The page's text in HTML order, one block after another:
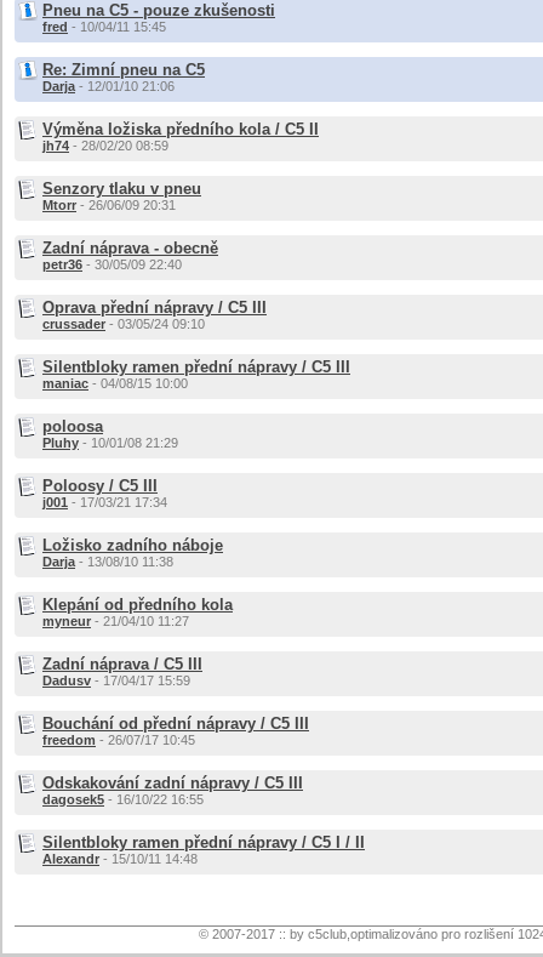
Pneu na C5 - pouze zkušenosti
fred - 10/04/11 15:45
Re: Zimní pneu na C5
Darja - 12/01/10 21:06
Výměna ložiska předního kola / C5 II
jh74 - 28/02/20 08:59
Senzory tlaku v pneu
Mtorr - 26/06/09 20:31
Zadní náprava - obecně
petr36 - 30/05/09 22:40
Oprava přední nápravy / C5 III
crussader - 03/05/24 09:10
Silentbloky ramen přední nápravy / C5 III
maniac - 04/08/15 10:00
poloosa
Pluhy - 10/01/08 21:29
Poloosy / C5 III
j001 - 17/03/21 17:34
Ložisko zadního náboje
Darja - 13/08/10 11:38
Klepání od předního kola
myneur - 21/04/10 11:27
Zadní náprava / C5 III
Dadusv - 17/04/17 15:59
Bouchání od přední nápravy / C5 III
freedom - 26/07/17 10:45
Odskakování zadní nápravy / C5 III
dagosek5 - 16/10/22 16:55
Silentbloky ramen přední nápravy / C5 I / II
Alexandr - 15/10/11 14:48
© 2007-2017 :: by c5club,optimalizováno pro rozlišení